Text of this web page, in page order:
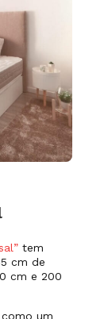
tem
cm de
cm e 200
um